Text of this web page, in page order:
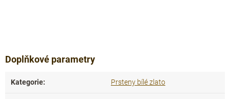
Doplňkové parametry
Kategorie: Prsteny bílé zlato